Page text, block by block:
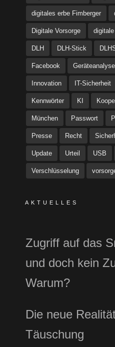
digitales erbe Fimberger
Digitale Vorsorge
DLH DLH-Stick
Facebook Geräteanalyse
Innovation IT-Sicherheit
Kennwörter KI
München Passwort
Presse Recht
Update Urteil USB
Verschlüsselung
AKTUELLES
Zugriff auf das
und doch kein
Warum?
Die neue
Täuschung